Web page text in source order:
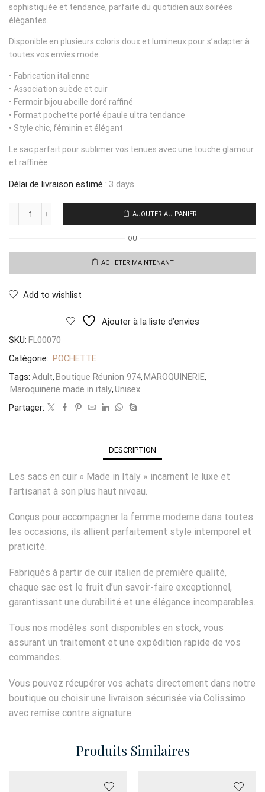
sophistiquée et tendance, parfaite du quotidien aux soirées
élégantes.
Disponible en plusieurs coloris doux et lumineux pour s’adapter à
toutes vos envies mode.
• Fabrication italienne
• Association suède et cuir
• Fermoir bijou abeille doré raffiné
• Format pochette porté épaule ultra tendance
• Style chic, féminin et élégant
Le sac parfait pour sublimer vos tenues avec une touche glamour
et raffinée.
Délai de livraison estimé : 3 days
quantité
Pochette
Abeille
AJOUTER AU PANIER
OU
ACHETER MAINTENANT
Add to wishlist
Ajouter à la liste d’envies
SKU: FL00070
Catégorie: POCHETTE
Tags: Adult,Boutique Réunion 974,MAROQUINERIE,
Maroquinerie made in italy,Unisex
Partager:
DESCRIPTION
Les sacs en cuir « Made in Italy » incarnent le luxe et
l’artisanat à son plus haut niveau.
Conçus pour accompagner la femme moderne dans toutes
les occasions, ils allient parfaitement style intemporel et
praticité.
Fabriqués à partir de cuir italien de première qualité,
chaque sac est le fruit d’un savoir-faire exceptionnel,
garantissant une durabilité et une élégance incomparables.
Tous nos modèles sont disponibles en stock, vous
assurant un traitement et une expédition rapide de vos
commandes.
Vous pouvez récupérer vos achats directement dans notre
boutique ou choisir une livraison sécurisée via Colissimo
avec remise contre signature.
Produits Similaires